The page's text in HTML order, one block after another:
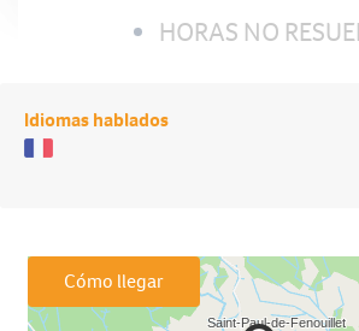
HORAS NO
Idiomas hablados
Cómo llegar